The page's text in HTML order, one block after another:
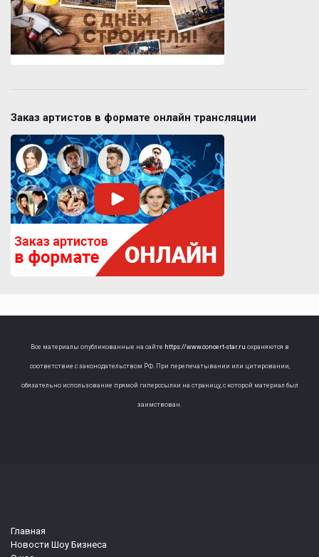
Заказ артистов в формате онлайн трансляции
Все материалы опубликованные на сайте https://www.concert-star.ru охраняются в
соответствие с законодательством РФ. При перепечатывании или цитировании,
обязательно использование прямой гиперссылки на страницу, с которой материал был
заимствован.
Главная
Новости Шоу Бизнеса